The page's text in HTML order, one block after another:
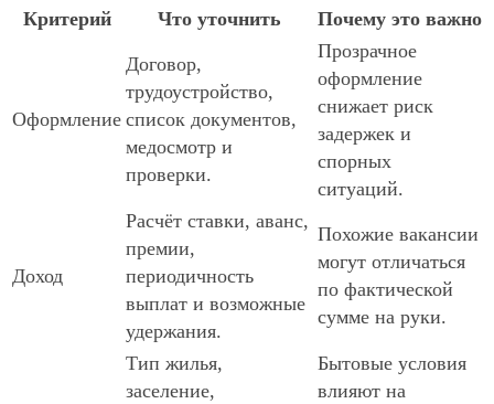
Критерий Что уточнить Почему это важно
Оформление
Договор,
трудоустройство,
список документов,
медосмотр и
проверки.
Прозрачное
оформление
снижает риск
задержек и
спорных
ситуаций.
Доход
Расчёт ставки, аванс,
премии,
периодичность
выплат и возможные
удержания.
Похожие вакансии
могут отличаться
по фактической
сумме на руки.
Тип жилья,
заселение,
Бытовые условия
влияют на